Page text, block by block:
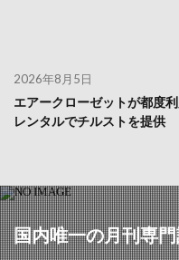
2026年8月5日
エアークローゼットが都度
レンタルでチルストを提供
国内唯一の月刊専